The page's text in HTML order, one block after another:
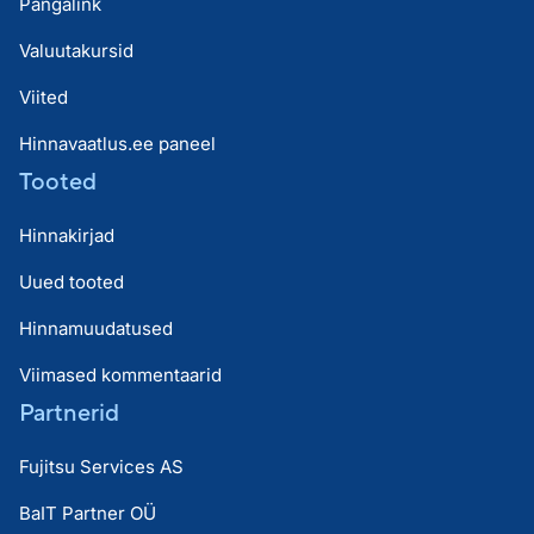
Valuutakursid
Viited
Hinnavaatlus.ee paneel
Tooted
Hinnakirjad
Uued tooted
Hinnamuudatused
Viimased kommentaarid
Partnerid
Fujitsu Services AS
BaIT Partner OÜ